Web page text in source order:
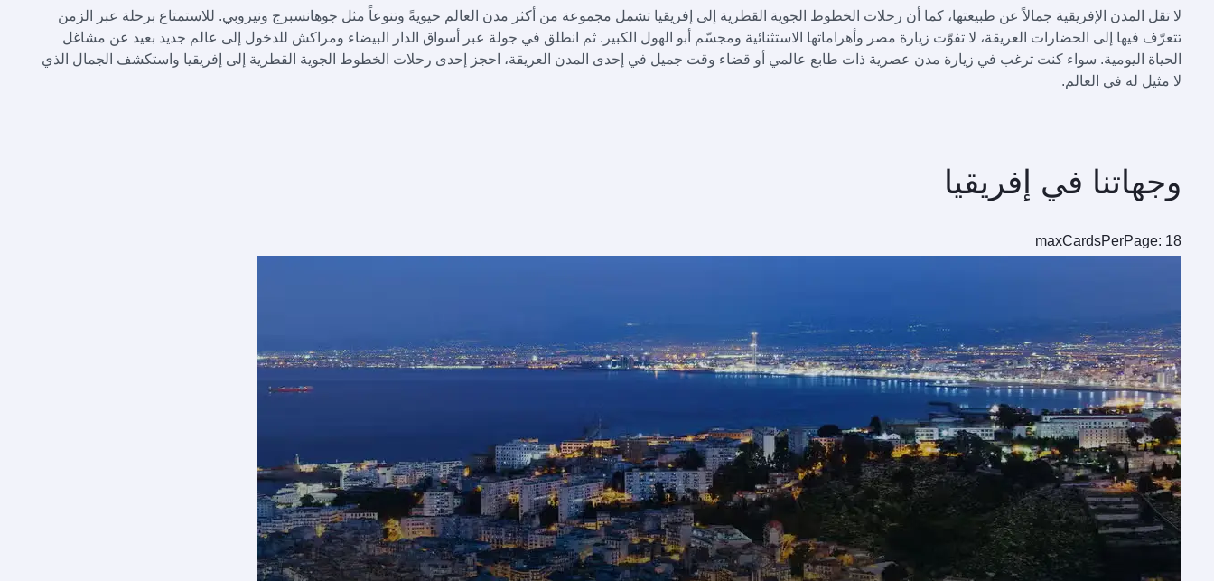
لا تقل المدن الإفريقية جمالاً عن طبيعتها، كما أن رحلات الخطوط الجوية القطرية إلى إفريقيا تشمل مجموعة من أكثر مدن العالم حيويةً وتنوعاً مثل جوهانسبرج ونيروبي. للاستمتاع برحلة عبر الزمن
تتعرّف فيها إلى الحضارات العريقة، لا تفوّت زيارة مصر وأهراماتها الاستثنائية ومجسّم أبو الهول الكبير. ثم انطلق في جولة عبر أسواق الدار البيضاء ومراكش للدخول إلى عالم جديد بعيد عن مشاغل
الحياة اليومية. سواء كنت ترغب في زيارة مدن عصرية ذات طابع عالمي أو قضاء وقت جميل في إحدى المدن العريقة، احجز إحدى رحلات الخطوط الجوية القطرية إلى إفريقيا واستكشف الجمال الذي
لا مثيل له في العالم.
وجهاتنا في إفريقيا
maxCardsPerPage: 18